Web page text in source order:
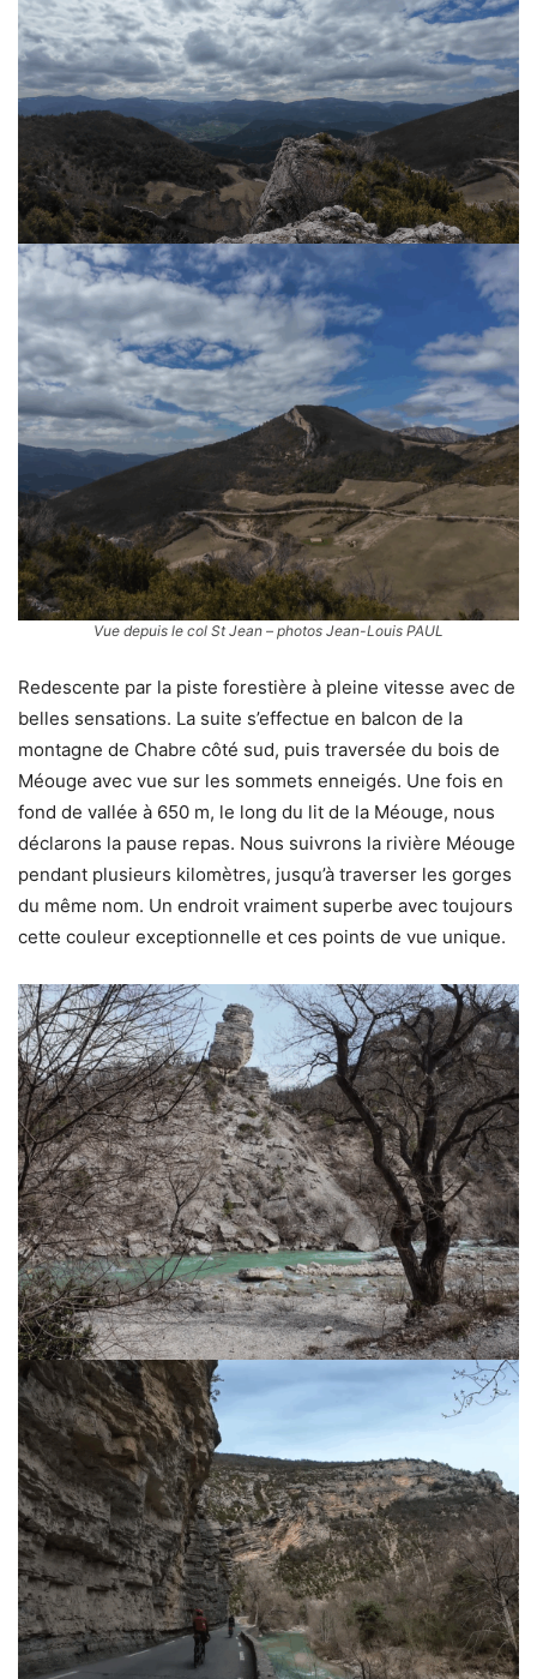
Vue depuis le col St Jean – photos Jean-Louis PAUL
Redescente par la piste forestière à pleine vitesse avec de
belles sensations. La suite s’effectue en balcon de la
montagne de Chabre côté sud, puis traversée du bois de
Méouge avec vue sur les sommets enneigés. Une fois en
fond de vallée à 650 m, le long du lit de la Méouge, nous
déclarons la pause repas. Nous suivrons la rivière Méouge
pendant plusieurs kilomètres, jusqu’à traverser les gorges
du même nom. Un endroit vraiment superbe avec toujours
cette couleur exceptionnelle et ces points de vue unique.